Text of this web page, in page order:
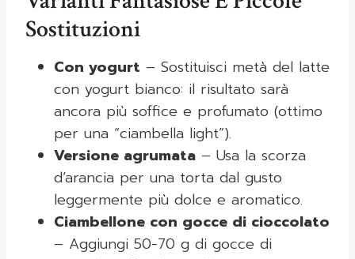
Sostituzioni
Con yogurt – Sostituisci metà del latte
con yogurt bianco: il risultato sarà
ancora più soffice e profumato (ottimo
per una “ciambella light”).
Versione agrumata – Usa la scorza
d’arancia per una torta dal gusto
leggermente più dolce e aromatico.
Ciambellone con gocce di cioccolato
– Aggiungi 50-70 g di gocce di